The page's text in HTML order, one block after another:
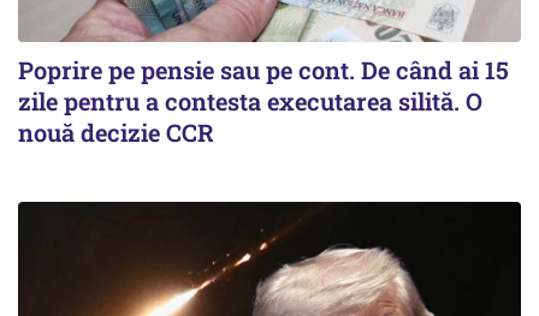
Poprire pe pensie sau pe cont. De când ai 15
zile pentru a contesta executarea silită. O
nouă decizie CCR